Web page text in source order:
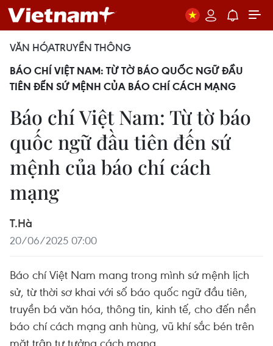
VĂN HÓATRUYỀN THÔNG
BÁO CHÍ VIỆT NAM: TỪ TỜ BÁO QUỐC NGỮ ĐẦU
TIÊN ĐẾN SỨ MỆNH CỦA BÁO CHÍ CÁCH MẠNG
Báo chí Việt Nam: Từ tờ báo
quốc ngữ đầu tiên đến sứ
mệnh của báo chí cách
mạng
T.Hà
20/06/2025 07:00
Báo chí Việt Nam mang trong mình sứ mệnh lịch
sử, từ thời sơ khai với số báo quốc ngữ đầu tiên,
truyền bá văn hóa, thông tin, kinh tế, cho đến nền
báo chí cách mạng anh hùng, vũ khí sắc bén trên
mặt trận tư tưởng cách mạng.